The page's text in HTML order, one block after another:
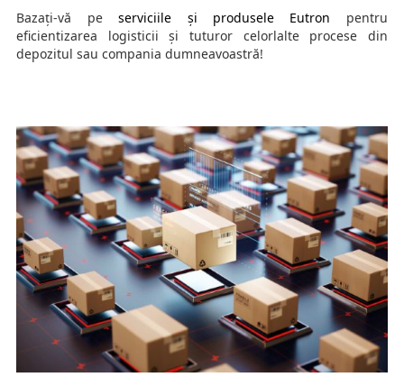
Bazați-vă peserviciile și produsele Eutron pentru
eficientizarea logisticii și tuturor celorlalte procese din
depozitul sau compania dumneavoastră!